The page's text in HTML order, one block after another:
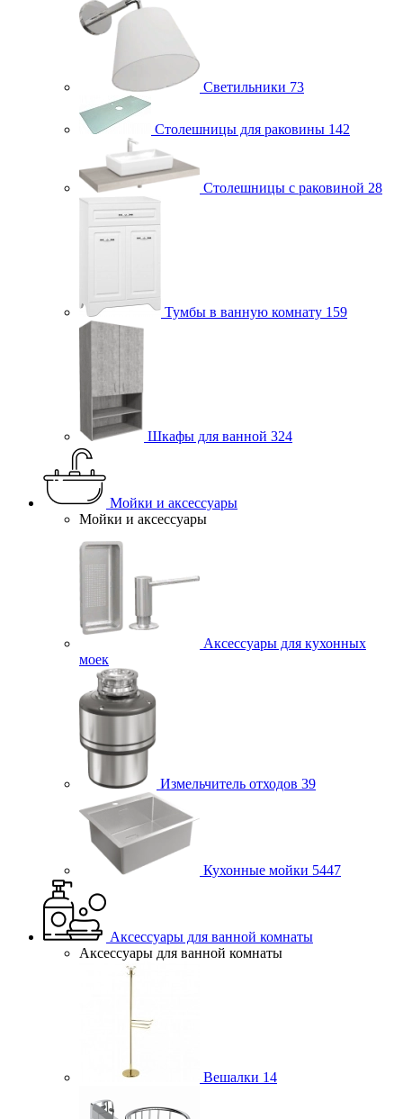
Светильники 73
Столешницы для раковины 142
Столешницы с раковиной 28
Тумбы в ванную комнату 159
Шкафы для ванной 324
Мойки и аксессуары
Мойки и аксессуары
Аксессуары для кухонных
моек
Измельчитель отходов 39
Кухонные мойки 5447
Аксессуары для ванной комнаты
Аксессуары для ванной комнаты
Вешалки 14